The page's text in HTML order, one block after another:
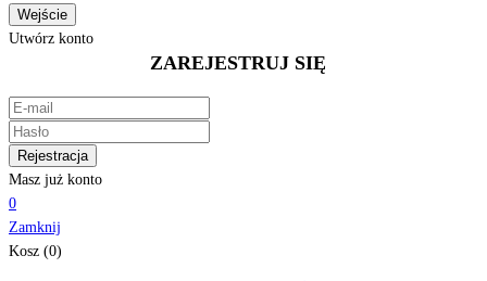
Utwórz konto
ZAREJESTRUJ SIĘ
Masz już konto
0
Zamknij
Kosz (0)